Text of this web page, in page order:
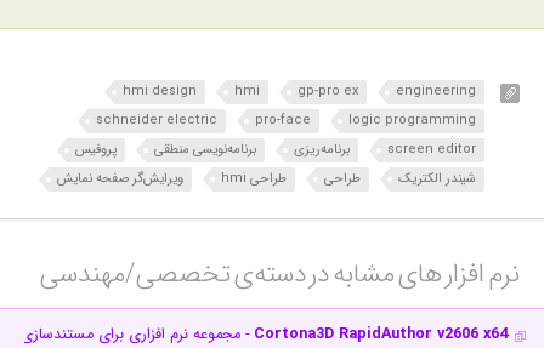
engineering
gp-pro ex
hmi
hmi design
logic programming
pro-face
schneider electric
screen editor
برنامه‌ریزی برنامه‌نویسی منطقی
پروفیس
شیندر الکتریک
طراحی طراحی hmi ویرایش‌گر صفحه نمایش
نرم افزار های مشابه در دسته‌ی‌ تخصصی/مهندسی‎
Cortona3D RapidAuthor v2606 x64 - مجموعه نرم افزاری برای مستندسازی